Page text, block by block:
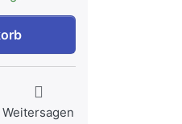
Backofen 60 x 60 cm
Weitersagen